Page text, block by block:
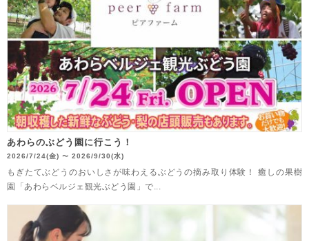
あわらのぶどう園に行こう！
2026/7/24(金) 〜 2026/9/30(水)
もぎたてぶどうのおいしさが味わえるぶどうの摘み取り体験！ 癒しの果樹
園「あわらベルジェ観光ぶどう園」で...